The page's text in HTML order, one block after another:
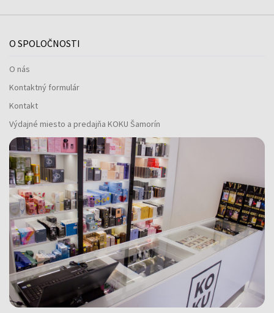
O SPOLOČNOSTI
O nás
Kontaktný formulár
Kontakt
Výdajné miesto a predajňa KOKU Šamorín